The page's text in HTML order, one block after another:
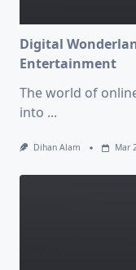
Digital
Entertainment
The world of
into ...
Dihan Alam Mar